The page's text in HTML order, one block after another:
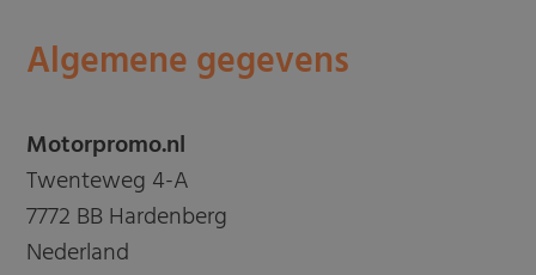
Algemene gegevens
Motorpromo.nl
Twenteweg 4-A
7772 BB Hardenberg
Nederland